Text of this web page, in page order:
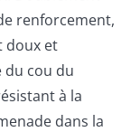
renforcement,
doux et
cou du
à la
dans la